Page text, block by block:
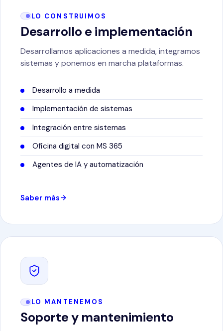
LO CONSTRUIMOS
Desarrollo e implementación
Desarrollamos aplicaciones a medida, integramos
sistemas y ponemos en marcha plataformas.
Desarrollo a medida
Implementación de sistemas
Integración entre sistemas
Oficina digital con MS 365
Agentes de IA y automatización
Saber más
LO MANTENEMOS
Soporte y mantenimiento